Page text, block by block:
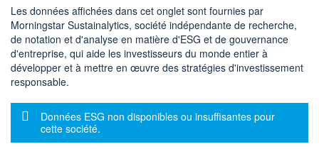
VOLUME
26 752 371
CAPITAL ÉCHANGÉ
2,58%
VALORISATION
12 MEUR
DERNIER ÉCHANGE
06.08.26 / 17:35:02
LIMITE À LA
BAISSE
RENDEMENT
ESTIMÉ 2026
-
PER ESTIMÉ
-
Les données affichées dans cet onglet sont fournies par
Morningstar Sustainalytics, société indépendante de recherche,
de notation et d'analyse en matière d'ESG et de gouvernance
d'entreprise, qui aide les investisseurs du monde entier à
développer et à mettre en œuvre des stratégies d'investissement
responsable.
Message d'information
Données ESG non disponibles ou insuffisantes pour
cette société.